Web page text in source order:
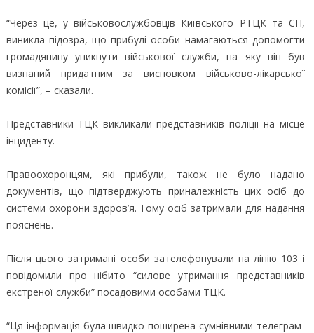
“Через це, у військовослужбовців Київського РТЦК та СП,
виникла підозра, що прибулі особи намагаються допомогти
громадянину уникнути військової служби, на яку він був
визнаний придатним за висновком військово-лікарської
комісії”, – сказали.
Представники ТЦК викликали представників поліції на місце
інциденту.
Правоохоронцям, які прибули, також не було надано
документів, що підтверджують приналежність цих осіб до
системи охорони здоров’я. Тому осіб затримали для надання
пояснень.
Після цього затримані особи зателефонували на лінію 103 і
повідомили про нібито “силове утримання представників
екстреної служби” посадовими особами ТЦК.
“Ця інформація була швидко поширена сумнівними телеграм-